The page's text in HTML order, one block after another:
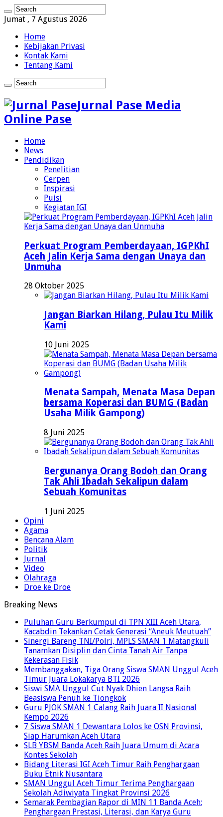
Jumat , 7 Agustus 2026
Home
Kebijakan Privasi
Kontak Kami
Tentang Kami
Jurnal Pase Media
Online Pase
Home
News
Pendidikan
Penelitian
Cerpen
Inspirasi
Puisi
Kegiatan IGI
Perkuat Program Pemberdayaan, IGPKhI
Aceh Jalin Kerja Sama dengan Unaya dan
Unmuha
28 Oktober 2025
Jangan Biarkan Hilang, Pulau Itu Milik
Kami
10 Juni 2025
Menata Sampah, Menata Masa Depan
bersama Koperasi dan BUMG (Badan
Usaha Milik Gampong)
8 Juni 2025
Bergunanya Orang Bodoh dan Orang
Tak Ahli Ibadah Sekalipun dalam
Sebuah Komunitas
1 Juni 2025
Opini
Agama
Bencana Alam
Politik
Jurnal
Video
Olahraga
Droe ke Droe
Breaking News
Puluhan Guru Berkumpul di TPN XIII Aceh Utara,
Kacabdin Tekankan Cetak Generasi “Aneuk Meutuah”
Sinergi Bareng TNI/Polri, MPLS SMAN 1 Matangkuli
Tanamkan Disiplin dan Cinta Tanah Air Tanpa
Kekerasan Fisik
Membanggakan, Tiga Orang Siswa SMAN Unggul Aceh
Timur Juara Lokakarya BTI 2026
Siswi SMA Unggul Cut Nyak Dhien Langsa Raih
Beasiswa Penuh ke Tiongkok
Guru PJOK SMAN 1 Calang Raih Juara II Nasional
Kempo 2026
7 Siswa SMAN 1 Dewantara Lolos ke OSN Provinsi,
Siap Harumkan Aceh Utara
SLB YBSM Banda Aceh Raih Juara Umum di Acara
Kontes Sekolah
Bidang Literasi IGI Aceh Timur Raih Penghargaan
Buku Etnik Nusantara
SMAN Unggul Aceh Timur Terima Penghargaan
Sekolah Adiwiyata Tingkat Provinsi 2026
Semarak Pembagian Rapor di MIN 11 Banda Aceh:
Penghargaan Prestasi, Literasi, dan Karya Guru